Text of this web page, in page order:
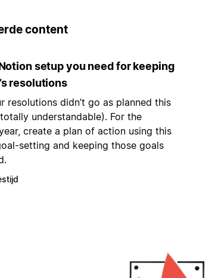
content
setup you need for keeping
resolutions
resolutions didn’t go as planned this
understandable). For the
create a plan of action using this
setting and keeping those goals